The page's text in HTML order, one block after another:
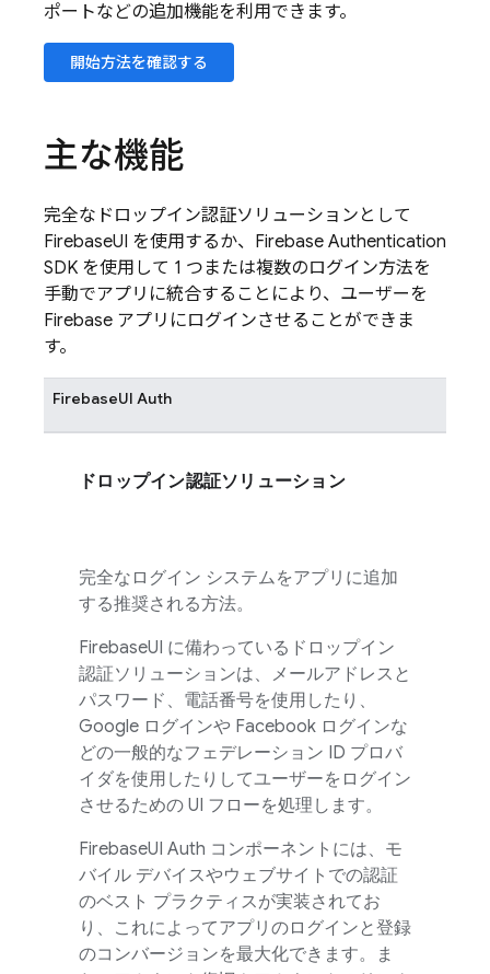
ポートなどの追加機能を利用できます。
開始方法を確認する
主な機能
完全なドロップイン認証ソリューションとして
FirebaseUI を使用するか、 Firebase Authentication
SDK を使用して 1 つまたは複数のログイン方法を
手動でアプリに統合することにより、ユーザーを
Firebase アプリにログインさせることができま
す。
FirebaseUI Auth
ドロップイン認証ソリューション
完全なログイン システムをアプリに追加
する推奨される方法。
FirebaseUI に備わっているドロップイン
認証ソリューションは、メールアドレスと
パスワード、電話番号を使用したり、
Google ログインや Facebook ログインな
どの一般的なフェデレーション ID プロバ
イダを使用したりしてユーザーをログイン
させるための UI フローを処理します。
FirebaseUI Auth コンポーネントには、モ
バイル デバイスやウェブサイトでの認証
のベスト プラクティスが実装されてお
り、これによってアプリのログインと登録
のコンバージョンを最大化できます。ま